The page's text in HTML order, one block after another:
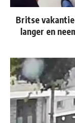
Britse
langer en